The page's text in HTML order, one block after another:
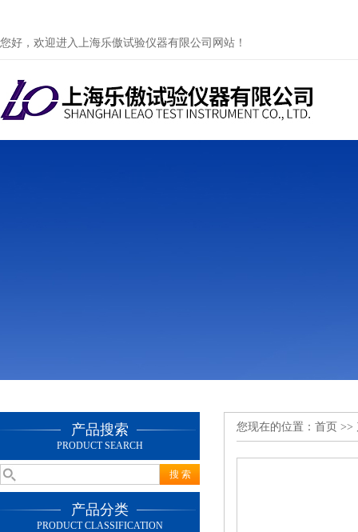
您好，欢迎进入上海乐傲试验仪器有限公司网站！
产品搜索
PRODUCT SEARCH
产品分类
PRODUCT CLASSIFICATION
您现在的位置： 首页 >>